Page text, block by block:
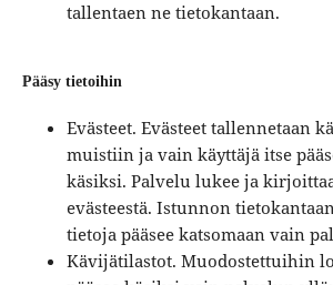
tallentaen ne tietokantaan.
Pääsy tietoihin
Evästeet. Evästeet tallennetaan
muistiin ja vain käyttäjä itse
käsiksi. Palvelu lukee ja
evästeestä. Istunnon
tietoja pääsee katsomaan vain
Kävijätilastot. Muodostettuihin